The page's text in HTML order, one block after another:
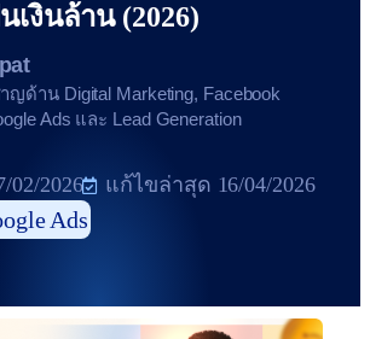
เงินล้าน (2026)
ญด้าน Digital Marketing, Facebook
Ads และ Lead Generation
02/2026
แก้ไขล่าสุด 16/04/2026
Ads